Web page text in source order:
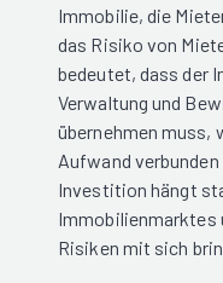
Immobilie, die
das Risiko von
bedeutet, dass der
Verwaltung und
übernehmen muss,
Aufwand
Investition hängt
Immobilienmarktes
Risiken mit sich